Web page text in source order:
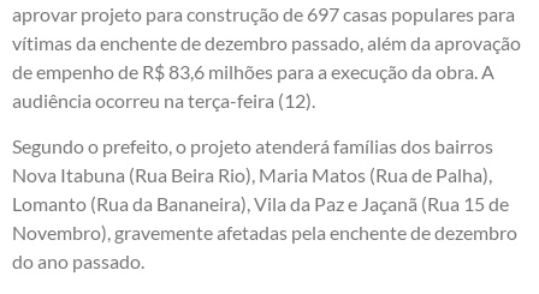
aprovar projeto para construção de 697 casas populares para
vítimas da enchente de dezembro passado, além da aprovação
de empenho de R$ 83,6 milhões para a execução da obra. A
audiência ocorreu na terça-feira (12).
Segundo o prefeito, o projeto atenderá famílias dos bairros
Nova Itabuna (Rua Beira Rio), Maria Matos (Rua de Palha),
Lomanto (Rua da Bananeira), Vila da Paz e Jaçanã (Rua 15 de
Novembro), gravemente afetadas pela enchente de dezembro
do ano passado.